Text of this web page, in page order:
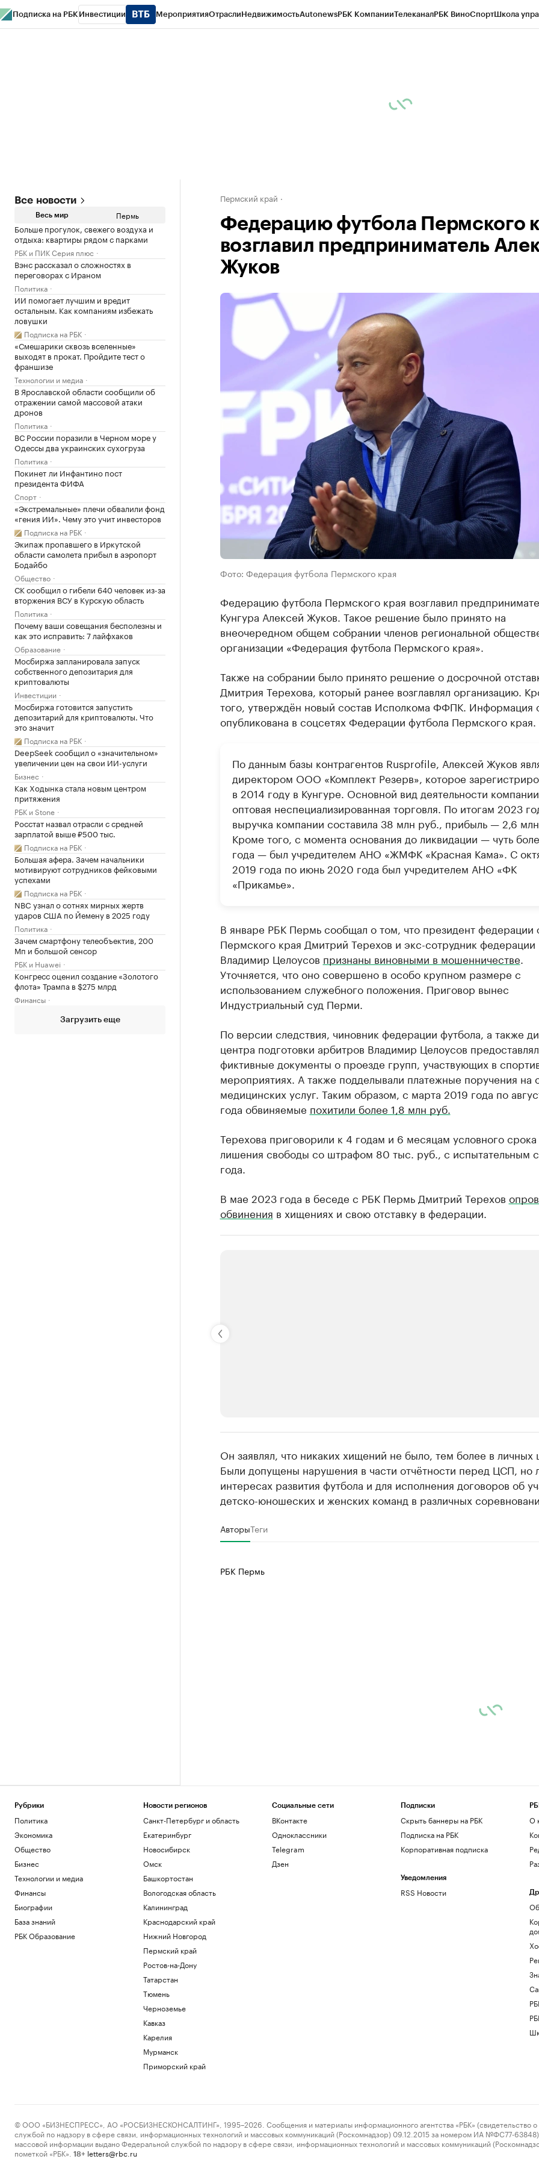
Подписка на РБК Инвестиции МероприятияОтраслиНедвижимостьAutonewsРБК КомпанииТелеканалРБК ВиноСпортШкола
Все новости
Весь мир Пермь
Больше прогулок, свежего воздуха и
отдыха: квартиры рядом с парками
РБК и ПИК Серия плюс
Вэнс рассказал о сложностях в
переговорах с Ираном
Политика
ИИ помогает лучшим и вредит
остальным. Как компаниям избежать
ловушки
Подписка на РБК
«Смешарики сквозь вселенные»
выходят в прокат. Пройдите тест о
франшизе
Технологии и медиа
В Ярославской области сообщили об
отражении самой массовой атаки
дронов
Политика
ВС России поразили в Черном море у
Одессы два украинских сухогруза
Политика
Покинет ли Инфантино пост
президента ФИФА
Спорт
«Экстремальные» плечи обвалили фонд
«гения ИИ». Чему это учит инвесторов
Подписка на РБК
Экипаж пропавшего в Иркутской
области самолета прибыл в аэропорт
Бодайбо
Общество
СК сообщил о гибели 640 человек из-за
вторжения ВСУ в Курскую область
Политика
Почему ваши совещания бесполезны и
как это исправить: 7 лайфхаков
Образование
Мосбиржа запланировала запуск
собственного депозитария для
криптовалюты
Инвестиции
Мосбиржа готовится запустить
депозитарий для криптовалюты. Что
это значит
Подписка на РБК
DeepSeek сообщил о «значительном»
увеличении цен на свои ИИ-услуги
Бизнес
Как Ходынка стала новым центром
притяжения
РБК и Stone
Росстат назвал отрасли с средней
зарплатой выше ₽500 тыс.
Подписка на РБК
Большая афера. Зачем начальники
мотивируют сотрудников фейковыми
успехами
Подписка на РБК
NBC узнал о сотнях мирных жертв
ударов США по Йемену в 2025 году
Политика
Зачем смартфону телеобъектив, 200
Мп и большой сенсор
РБК и Huawei
Конгресс оценил создание «Золотого
флота» Трампа в $275 млрд
Финансы
Загрузить еще
Пермский край
Федерацию футбола Пермского
возглавил предприниматель
Жуков
Фото: Федерация футбола Пермского края
Федерацию футбола Пермского края возглавил
Кунгура Алексей Жуков. Такое решение было принято на
внеочередном общем собрании членов региональной
организации «Федерация футбола Пермского края».
Также на собрании было принято решение о досрочной
Дмитрия Терехова, который ранее возглавлял организацию.
того, утверждён новый состав Исполкома ФФПК. Информация
опубликована в соцсетях Федерации футбола Пермского края.
По данным базы контрагентов Rusprofile, Алексей Жуков
директором ООО «Комплект Резерв», которое
в 2014 году в Кунгуре. Основной вид деятельности
оптовая неспециализированная торговля. По итогам 2023
выручка компании составила 38 млн руб., прибыль — 2,6
Кроме того, с момента основания до ликвидации — чуть
года — был учредителем АНО «ЖМФК «Красная Кама». С
2019 года по июнь 2020 года был учредителем АНО «ФК
«Прикамье».
В январе РБК Пермь сообщал о том, что президент федерации
Пермского края Дмитрий Терехов и экс-сотрудник федерации
Владимир Целоусов признаны виновными в мошенничестве
Уточняется, что оно совершено в особо крупном размере с
использованием служебного положения. Приговор вынес
Индустриальный суд Перми.
По версии следствия, чиновник федерации футбола, а также
центра подготовки арбитров Владимир Целоусов
фиктивные документы о проезде групп, участвующих в
мероприятиях. А также подделывали платежные поручения на
медицинских услуг. Таким образом, с марта 2019 года по
года обвиняемые похитили более 1,8 млн руб.
Терехова приговорили к 4 годам и 6 месяцам условного срока
лишения свободы со штрафом 80 тыс. руб., с испытательным
года.
В мае 2023 года в беседе с РБК Пермь Дмитрий Терехов
обвинения в хищениях и свою отставку в федерации.
Крупные организации в нефтегазовой
Найдите и проверьте данные в каталоге
Он заявлял, что никаких хищений не было, тем более в личных
Были допущены нарушения в части отчётности перед ЦСП, но
интересах развития футбола и для исполнения договоров об
детско-юношеских и женских команд в различных
АвторыТеги
РБК Пермь
Рубрики
Политика
Экономика
Общество
Бизнес
Технологии и медиа
Финансы
Биографии
База знаний
РБК Образование
Новости регионов
Санкт-Петербург и область
Екатеринбург
Новосибирск
Омск
Башкортостан
Вологодская область
Калининград
Краснодарский край
Нижний Новгород
Пермский край
Ростов-на-Дону
Татарстан
Тюмень
Черноземье
Кавказ
Карелия
Мурманск
Приморский край
Социальные сети
ВКонтакте
Одноклассники
Telegram
Дзен
Подписки
Скрыть баннеры на РБК
Подписка на РБК
Корпоративная подписка
Уведомления
RSS Новости
О
© ООО «БИЗНЕСПРЕСС», АО «РОСБИЗНЕСКОНСАЛТИНГ», 1995–2026. Сообщения и материалы информационного агентства «РБК» (свидетельство о
службой по надзору в сфере связи, информационных технологий и массовых коммуникаций (Роскомнадзор) 09.12.2015 за номером ИА №ФС77-63848)
массовой информации выдано Федеральной службой по надзору в сфере связи, информационных технологий и массовых коммуникаций
пометкой «РБК».
18+ letters@rbc.ru